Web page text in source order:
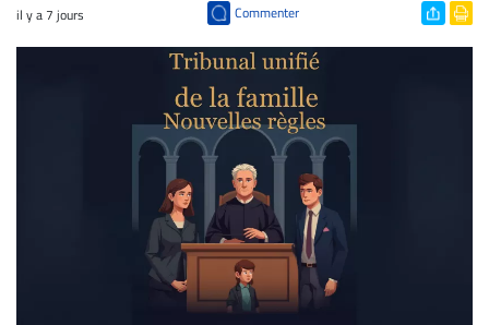
il y a 7 jours Commenter